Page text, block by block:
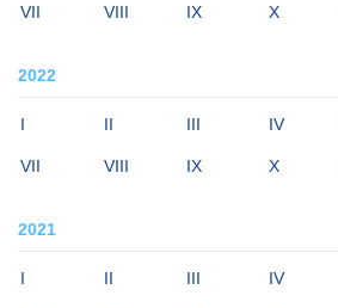
VII VIII IX X
2022
I II III IV
VII VIII IX X
2021
I II III IV